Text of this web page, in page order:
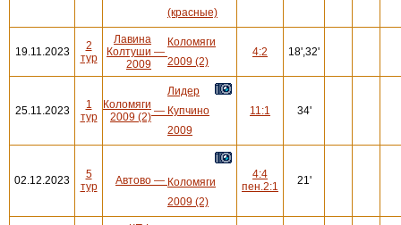
(красные)
19.11.2023
2
тур
Лавина
Колтуши
2009
—
Коломяги
2009 (2)
4:2 18',32'
25.11.2023
1
тур
Коломяги
2009 (2) —
Лидер
Купчино
2009
11:1 34'
02.12.2023
5
тур
Автово — Коломяги
2009 (2)
4:4
пен.2:1
21'